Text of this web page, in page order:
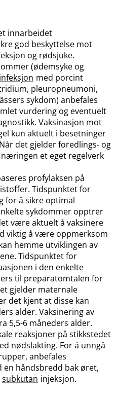
innarbeidet
god beskyttelse mot
og rødsjuke.
(ødemsyke og
infeksjon med porcint
pleuropneumoni,
sykdom) anbefales
vurdering og eventuelt
Vaksinasjon mot
kun aktuelt i besetninger
det gjelder foredlings- og
et eget regelverk
profylaksen på
Tidspunktet for
for å sikre optimal
sykdommer opptrer
være aktuelt å vaksinere
viktig å være oppmerksom
hemme utviklingen av
Tidspunktet for
i den enkelte
til preparatomtalen for
gjelder maternale
det kjent at disse kan
alder. Vaksinering av
5,5-6 måneders alder.
reaksjoner på stikkstedet
nødslakting. For å unngå
anbefales
håndsbredd bak øret,
subkutan injeksjon.